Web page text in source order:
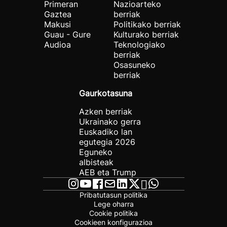
Primeran
Gaztea
Makusi
Guau - Gure
Audioa
Nazioarteko
berriak
Politikako berriak
Kulturako berriak
Teknologiako
berriak
Osasuneko
berriak
Gaurkotasuna
Azken berriak
Ukrainako gerra
Euskadiko lan
egutegia 2026
Eguneko
albisteak
AEB eta Trump
Pribatutasun politika
Lege oharra
Cookie politika
Cookieen konfigurazioa